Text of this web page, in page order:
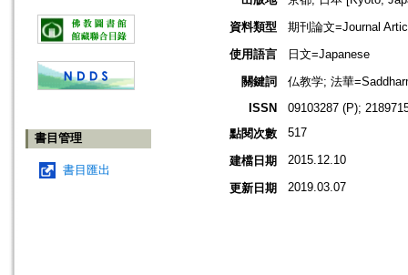
書目管理
書目匯出
資料類型
期刊論文=Journal
使用語言
日文=Japanese
關鍵詞
仏教学; 法華
ISSN
09103287 (P);
點閱次數
517
建檔日期 2015.12.10
更新日期 2019.03.07